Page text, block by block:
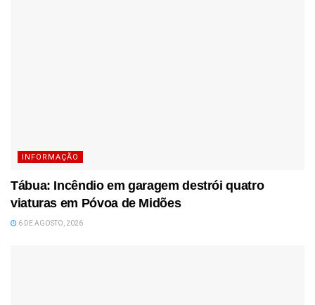
INFORMAÇÃO
Tábua: Incêndio em garagem destrói quatro
viaturas em Póvoa de Midões
6 DE AGOSTO, 2026